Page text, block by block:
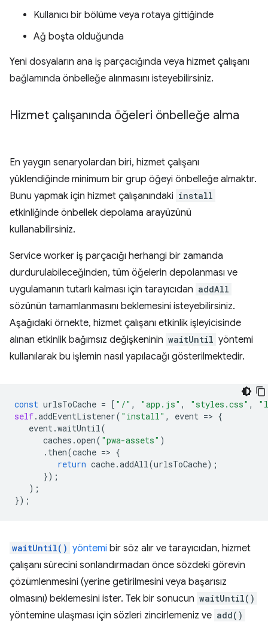
Kullanıcı bir bölüme veya rotaya gittiğinde
Ağ boşta olduğunda
Yeni dosyaların ana iş parçacığında veya hizmet çalışanı
bağlamında önbelleğe alınmasını isteyebilirsiniz.
Hizmet çalışanında öğeleri önbelleğe alma
En yaygın senaryolardan biri, hizmet çalışanı
yüklendiğinde minimum bir grup öğeyi önbelleğe almaktır.
Bunu yapmak için hizmet çalışanındaki install
etkinliğinde önbellek depolama arayüzünü
kullanabilirsiniz.
Service worker iş parçacığı herhangi bir zamanda
durdurulabileceğinden, tüm öğelerin depolanması ve
uygulamanın tutarlı kalması için tarayıcıdan addAll
sözünün tamamlanmasını beklemesini isteyebilirsiniz.
Aşağıdaki örnekte, hizmet çalışanı etkinlik işleyicisinde
alınan etkinlik bağımsız değişkeninin waitUntil yöntemi
kullanılarak bu işlemin nasıl yapılacağı gösterilmektedir.
const urlsToCache = [ "/" , "app.js" , "styles.css" ,
self.addEventListener( "install" , event => {
event.waitUntil(
caches .open( "pwa-assets" )
. then(cache => {
return cache.addAll(urlsToCache);
});
);
});
waitUntil() yöntemi bir söz alır ve tarayıcıdan, hizmet
çalışanı sürecini sonlandırmadan önce sözdeki görevin
çözümlenmesini (yerine getirilmesini veya başarısız
olmasını) beklemesini ister. Tek bir sonucun waitUntil()
yöntemine ulaşması için sözleri zincirlemeniz ve add()